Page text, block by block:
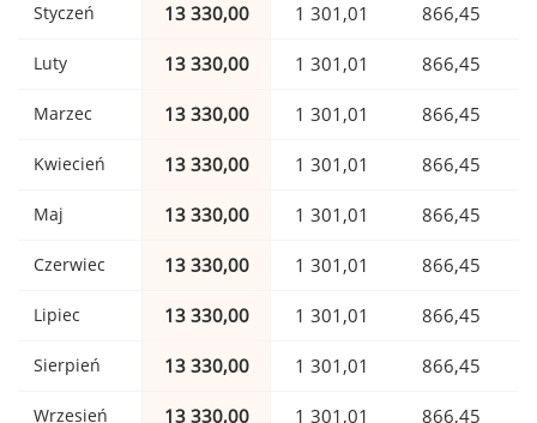
Styczeń 13 330,00 1 301,01 866,45
Luty 13 330,00 1 301,01 866,45
Marzec 13 330,00 1 301,01 866,45
Kwiecień 13 330,00 1 301,01 866,45
Maj 13 330,00 1 301,01 866,45
Czerwiec 13 330,00 1 301,01 866,45
Lipiec 13 330,00 1 301,01 866,45
Sierpień 13 330,00 1 301,01 866,45
Wrzesień 13 330,00 1 301,01 866,45